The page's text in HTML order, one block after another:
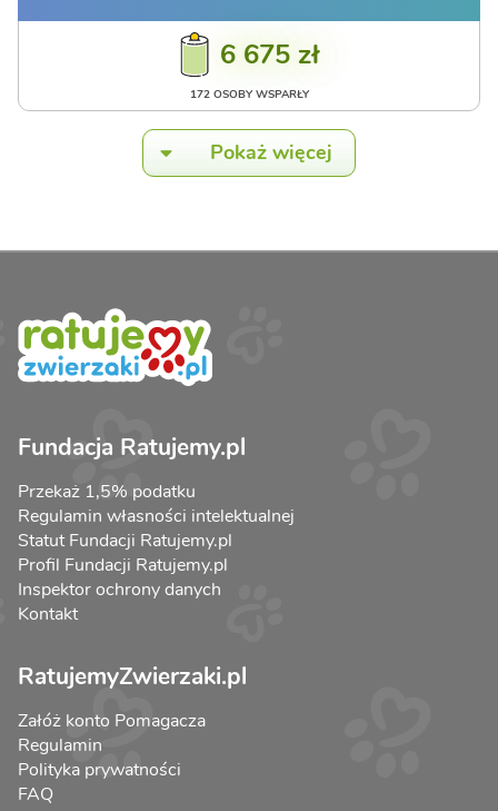
6 675 zł
172 OSOBY WSPARŁY
Pokaż więcej
Fundacja Ratujemy.pl
Przekaż 1,5% podatku
Regulamin własności intelektualnej
Statut Fundacji Ratujemy.pl
Profil Fundacji Ratujemy.pl
Inspektor ochrony danych
Kontakt
RatujemyZwierzaki.pl
Załóż konto Pomagacza
Regulamin
Polityka prywatności
FAQ